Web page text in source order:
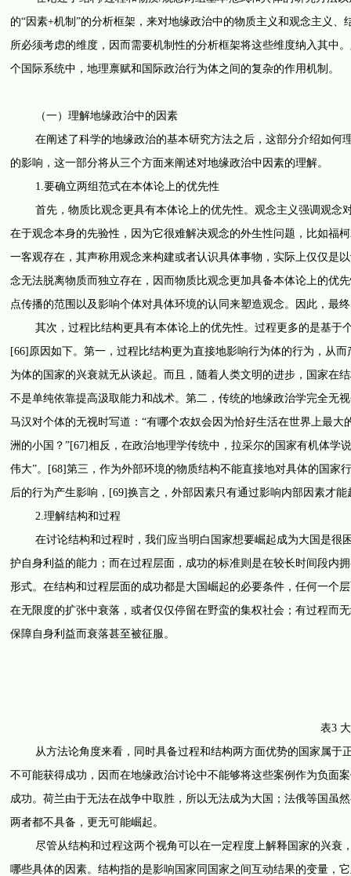
的“因素+机制”的分析框架，来对地缘政治中的物质主义和观念主义
所必须考虑的维度，因而需要机制性的分析框架将这些维度纳入其中
个国际系统中，地理禀赋和国际政治行为体之间的复杂的作用机制。
（一）理解地缘政治中的因素
在阐述了科学的地缘政治的基本研究方法之后，这部分介绍如何
的影响，这一部分将从三个方面来阐述对地缘政治中因素的理解。
1.要确立两组范式在本体论上的优先性
首先，物质比观念更具有本体论上的优先性。观念主义强调观念
在于观念本身的先验性，因为它很难解决观念的外生性问题，比如福
一客观存在，其声称用观念来构建或者认识具体事物，实际上仅仅是
念无法脱离物质而独立存在，因而物质比观念更加具备本体论上的优
点传播的范围以及影响个体对具体环境的认同来塑造观念。因此，最
其次，过程比结构更具有本体论上的优先性。过程更多的是基于
[66]原因如下。第一，过程比结构更为直接地影响行为体的行为，从
为体的国家的兴衰就无从谈起。而且，随着人类文明的进步，国家在
不是单纯依靠提高汲取能力和战术。第二，传统的地缘政治学完全无
马汉对个体的无视时写道：“有哪个农奴会因为恰好生活在世界上最
洲的小国？”[67]相反，在政治地理学传统中，拉采尔的国家有机体学
伟大”。[68]第三，作为外部环境的物质结构不能直接地对具体的国家
后的行为产生影响，[69]换言之，外部因素只有通过影响内部因素才能
2.理解结构和过程
在讨论结构和过程时，我们应当明白国家想要崛起成为大国是很
护自身利益的能力；而在过程层面，成功的标准则是在较长时间段内
形式。在结构和过程层面的成功都是大国崛起的必要条件，任何一个
在无限度的扩张中衰落，或者仅仅停留在野蛮的集权社会；有过程而
保障自身利益而衰落甚至被征服。
表3
从方法论角度来看，同时具备过程和结构两方面优势的国家属于
不可能获得成功，因而在地缘政治讨论中不能够将这些案例作为负面
成功。荷兰由于无法在战争中取胜，所以无法成为大国；法俄等国虽
两者都不具备，更无可能崛起。
尽管从结构和过程这两个视角可以在一定程度上解释国家的兴衰
哪些具体的因素。结构指的是影响国家同国家之间互动结果的变量，